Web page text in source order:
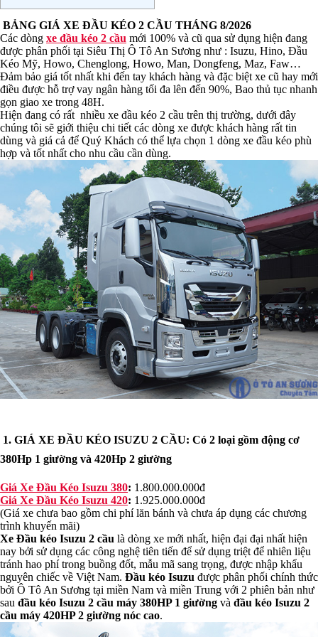
5 CHỖ
– 5T – 6T5
– 9T
- 15T
ben 15t - 20t
Ben
ben trên 20 Tấn
DẦU
TRỘN
RỬA
NHỰA ĐƯỜNG
XI MĂNG
GIAO
LIỆU
CHÁY
HÌNH
XÚC LẬT KOMATSU
XÚC LẬT LIUGONG
XÚC LẬT XCMG
XÚC LẬT ĐÔNG
XÚC LẬT
XÚC ĐÀO
XÚC ĐÀO
NÂNG
ỦI
BƠM BÊ TÔNG CẦN
CỨU THƯƠNG
MỸ
SIAM TRUCK
ISUZU
DAEHAN
KENBO
SUZUKI
HINO
TÙNG VINAMOTOR
TÙNG DAEWOO
TÙNG ISUZU GIGA
TÙNG GIẢI PHÓNG
TÙNG CHIẾN
TÙNG ĐÔ THÀNH
BẢNG GIÁ XE ĐẦU KÉO 2 CẦU THÁNG 8/2026
Các dòng xe đầu kéo 2 cầu mới 100% và cũ qua sử dụng hiện đang
được phân phối tại Siêu Thị Ô Tô An Sương như : Isuzu, Hino, Đầu
Kéo Mỹ, Howo, Chenglong, Howo, Man, Dongfeng, Maz, Faw…
Đảm bảo giá tốt nhất khi đến tay khách hàng và đặc biệt xe cũ hay mới
điều được hỗ trợ vay ngân hàng tối đa lên đến 90%, Bao thủ tục nhanh
gọn giao xe trong 48H.
Hiện đang có rất nhiều xe đầu kéo 2 cầu trên thị trường, dưới đây
chúng tôi sẽ giới thiệu chi tiết các dòng xe được khách hàng rất tin
dùng và giá cả để Quý Khách có thể lựa chọn 1 dòng xe đầu kéo phù
hợp và tốt nhất cho nhu cầu cần dùng.
1. GIÁ XE ĐẦU KÉO ISUZU 2 CẦU: Có 2 loại gồm động cơ
380Hp 1 giường và 420Hp 2 giường
Giá Xe Đầu Kéo Isuzu 380: 1.800.000.000đ
Giá Xe Đầu Kéo Isuzu 420: 1.925.000.000đ
(Giá xe chưa bao gồm chi phí lăn bánh và chưa áp dụng các chương
trình khuyến mãi)
Xe Đầu kéo Isuzu 2 cầu là dòng xe mới nhất, hiện đại đại nhất hiện
nay bởi sử dụng các công nghệ tiên tiến để sử dụng triệt để nhiên liệu
tránh hao phí trong buồng đốt, mẫu mã sang trọng, được nhập khẩu
nguyên chiếc về Việt Nam. Đầu kéo Isuzu được phân phối chính thức
bởi Ô Tô An Sương tại miền Nam và miền Trung với 2 phiên bản như
sau đầu kéo Isuzu 2 cầu máy 380HP 1 giường và đầu kéo Isuzu 2
cầu máy 420HP 2 giường nóc cao.